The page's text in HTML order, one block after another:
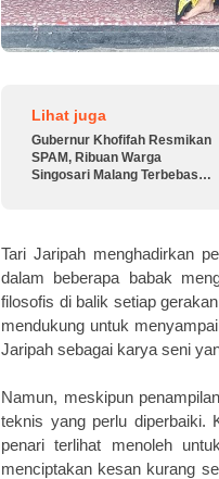
Lihat juga
Gubernur Khofifah Resmikan
SPAM, Ribuan Warga
Singosari Malang Terbebas
Tari Jaripah menghadirkan
dalam beberapa babak
filosofis di balik setiap
mendukung untuk
Jaripah sebagai karya seni
Namun, meskipun
teknis yang perlu diperbaiki.
penari terlihat menoleh
menciptakan kesan kurang